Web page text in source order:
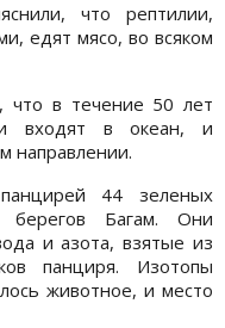
что рептилии,
едят мясо, во всяком
что в течение 50 лет
входят в океан, и
направлении.
44 зеленых
Багам. Они
и азота, взятые из
панциря. Изотопы
животное, и место